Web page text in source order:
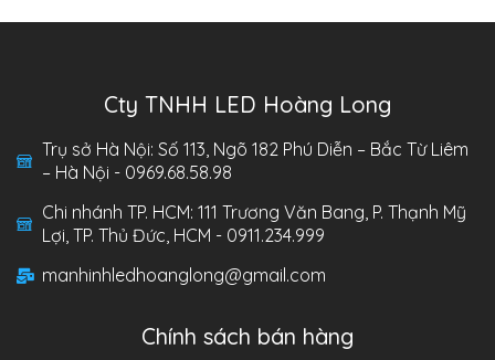
Cty TNHH LED Hoàng Long
Trụ sở Hà Nội: Số 113, Ngõ 182 Phú Diễn – Bắc Từ Liêm
– Hà Nội - 0969.68.58.98
Chi nhánh TP. HCM: 111 Trương Văn Bang, P. Thạnh Mỹ
Lợi, TP. Thủ Đức, HCM - 0911.234.999
manhinhledhoanglong@gmail.com
Chính sách bán hàng